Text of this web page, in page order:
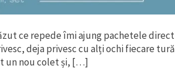
ce repede îmi ajung pachetele direct
deja privesc cu alți ochi fiecare tură
un nou colet și, […]